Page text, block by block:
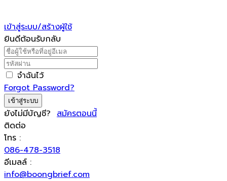
เข้าสู่ระบบ/สร้างผู้ใช้
ยินดีต้อนรับกลับ
จำฉันไว้
Forgot Password?
เข้าสู่ระบบ
ยังไม่มีบัญชี? สมัครตอนนี้
ติดต่อ
โทร :
086-478-3518
อีเมลล์ :
info@boongbrief.com